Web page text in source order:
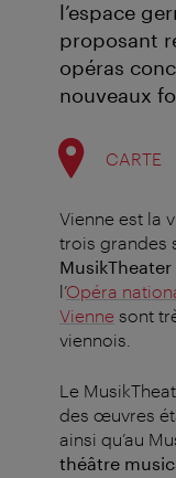
l’espace
proposant
opéras
nouveaux
CARTE
Vienne est la
trois grandes
l’Opéra
Vienne sont
viennois.
Le
des œuvres
ainsi qu’au
théâtre